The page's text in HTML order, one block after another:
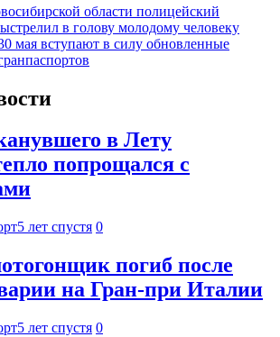
области полицейский
в голову молодому человеку
мая вступают в силу обновленные
в Лету
попрощался с
5 лет спустя 0
погиб после
на Гран-при Италии
5 лет спустя 0